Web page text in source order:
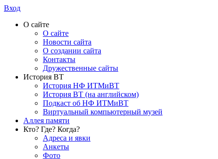
Вход
О сайте
О сайте
Новости сайта
О создании сайта
Контакты
Дружественные сайты
История ВТ
История НФ ИТМиВТ
История ВТ (на английском)
Подкаст об НФ ИТМиВТ
Виртуальный компьютерный музей
Аллея памяти
Кто? Где? Когда?
Адреса и явки
Анкеты
Фото